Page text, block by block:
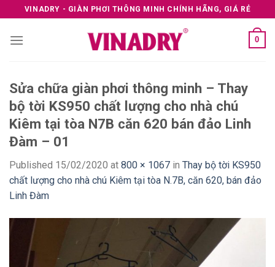
to
content
VINADRY - GIÀN PHƠI THÔNG MINH CHÍNH HÃNG, GIÁ RẺ
0
Sửa chữa giàn phơi thông minh – Thay
bộ tời KS950 chất lượng cho nhà chú
Kiêm tại tòa N7B căn 620 bán đảo Linh
Đàm – 01
Published 15/02/2020 at 800 × 1067 in Thay bộ tời KS950
chất lượng cho nhà chú Kiêm tại tòa N.7B, căn 620, bán đảo
Linh Đàm